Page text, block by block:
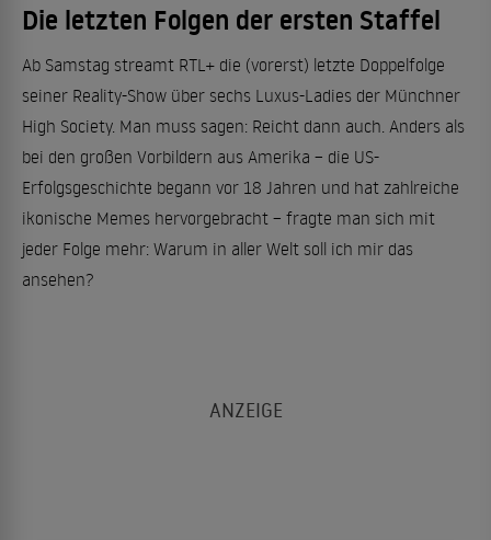
Die letzten Folgen der ersten Staffel
Ab Samstag streamt RTL+ die (vorerst) letzte Doppelfolge
seiner Reality-Show über sechs Luxus-Ladies der Münchner
High Society. Man muss sagen: Reicht dann auch. Anders als
bei den großen Vorbildern aus Amerika – die US-
Erfolgsgeschichte begann vor 18 Jahren und hat zahlreiche
ikonische Memes hervorgebracht – fragte man sich mit
jeder Folge mehr: Warum in aller Welt soll ich mir das
ansehen?